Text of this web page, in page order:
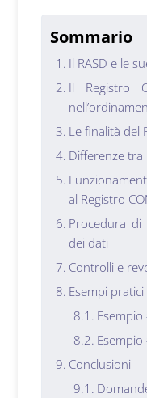
Sommario
Il RASD e le
Il Registro
Le finalità del
Differenze tra
al Registro
Procedura di
dei dati
Controlli e
Esempi pratici
Esempio
Esempio
Conclusioni